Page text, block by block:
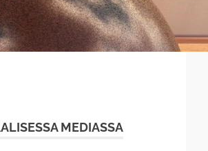
MEDIASSA